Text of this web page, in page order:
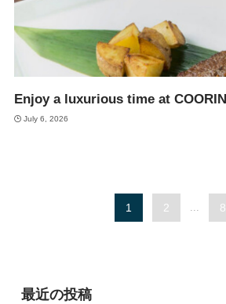
Enjoy a luxurious time at COORIN
July 6, 2026
1 2 ... 8
最近の投稿